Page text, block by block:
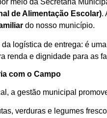
meio da Secretaria
de Alimentação Escolar).
do nosso município.
logística de entrega: é
renda e dignidade para as
com o Campo
a gestão municipal
verduras e legumes